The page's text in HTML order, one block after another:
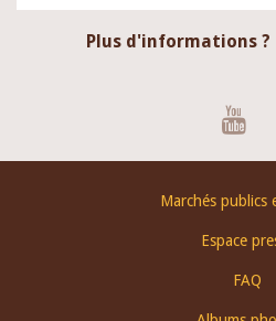
Plus d'informations ?
Marchés publics
Espace
FAQ